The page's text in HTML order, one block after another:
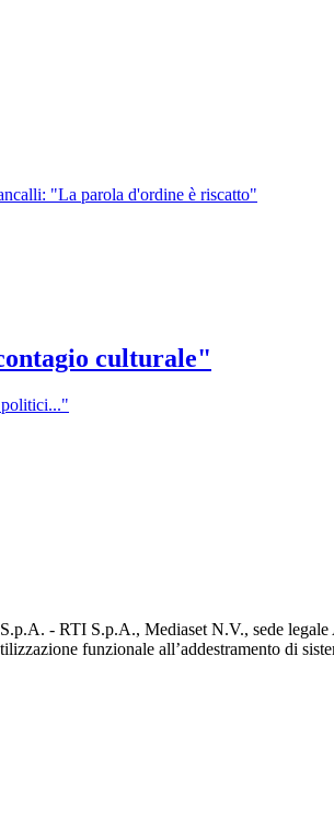
"La parola d'ordine è riscatto"
culturale"
politici..."
- RTI S.p.A., Mediaset N.V., sede legale
funzionale all’addestramento di